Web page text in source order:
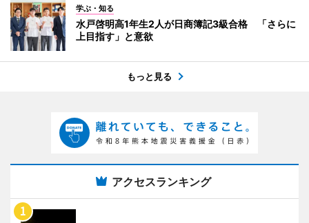
学ぶ・知る
水戸啓明高1年生2人が日商簿記3級合格 「さらに
上目指す」と意欲
もっと見る
アクセスランキング